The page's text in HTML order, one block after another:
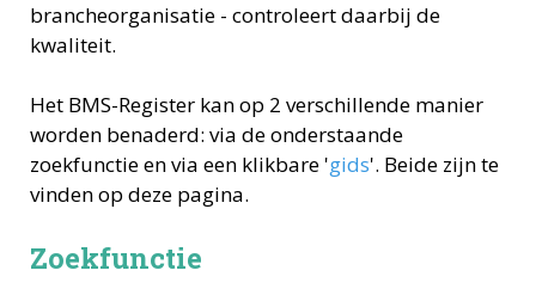
brancheorganisatie - controleert daarbij de
kwaliteit.
Het BMS-Register kan op 2 verschillende manier
worden benaderd: via de onderstaande
zoekfunctie en via een klikbare 'gids'. Beide zijn te
vinden op deze pagina.
Zoekfunctie